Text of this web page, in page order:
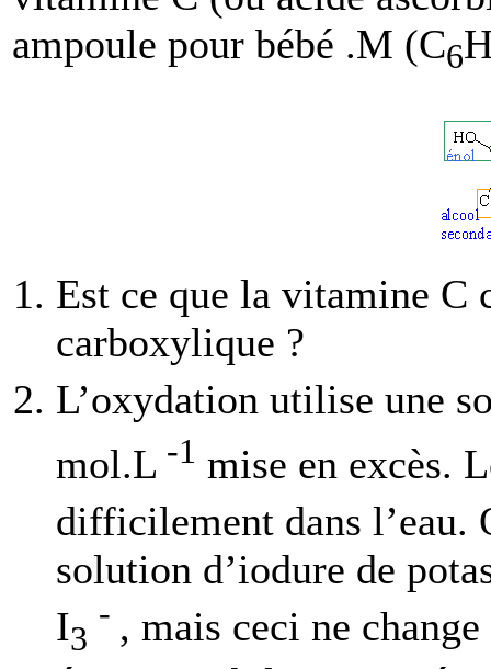
ampoule pour bébé .M (C6
Est ce que la vitamine C
carboxylique ?
L’oxydation utilise une
mol.L -1 mise en excès.
difficilement dans l’eau.
solution d’iodure de
I3
- , mais ceci ne